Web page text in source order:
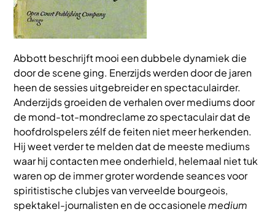
Abbott beschrijft mooi een dubbele dynamiek die
door de scene ging. Enerzijds werden door de jaren
heen de sessies uitgebreider en spectaculairder.
Anderzijds groeiden de verhalen over mediums door
de mond-tot-mondreclame zo spectaculair dat de
hoofdrolspelers zélf de feiten niet meer herkenden.
Hij weet verder te melden dat de meeste mediums
waar hij contacten mee onderhield, helemaal niet tuk
waren op de immer groter wordende seances voor
spiritistische clubjes van verveelde bourgeois,
spektakel-journalisten en de occasionelemedium